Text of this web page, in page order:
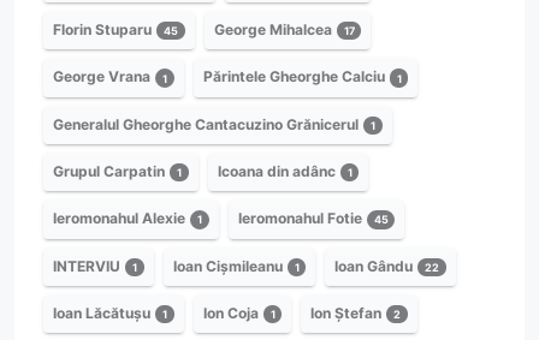
Florin Stuparu 45 George Mihalcea 17
George Vrana 1 Părintele Gheorghe Calciu 1
Generalul Gheorghe Cantacuzino Grănicerul 1
Grupul Carpatin 1 Icoana din adânc 1
Ieromonahul Alexie 1 Ieromonahul Fotie 45
INTERVIU 1 Ioan Cișmileanu 1 Ioan Gându 22
Ioan Lăcătușu 1 Ion Coja 1 Ion Ștefan 2